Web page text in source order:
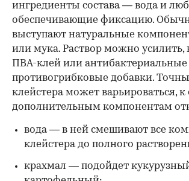
ингредиенты состава — вода и
обеспечивающие фиксацию.
выступают натуральные
или мука. Раствор можно усилить,
ПВА-клей или антибактериальные
противогрибковые добавки.
клейстера может варьироваться,
дополнительным компонентам
вода — в ней смешивают все
клейстера до полного
крахмал — подойдет